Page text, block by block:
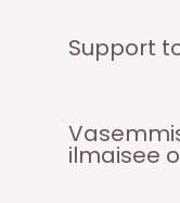
Support
ilmaisee